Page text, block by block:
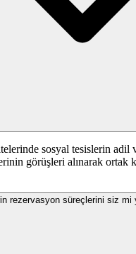
sosyal tesislerin adil
görüşleri alınarak ortak
rezervasyon süreçlerini siz mi